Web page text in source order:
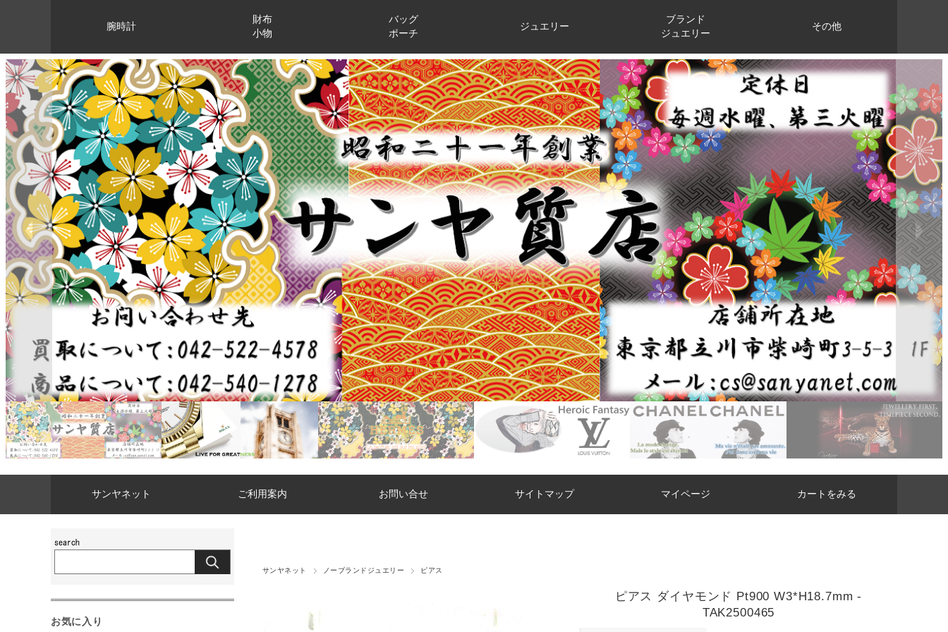
腕時計
財布
小物
バッグ
ポーチ
ジュエリー
ブランド
ジュエリー
その他
サンヤネット ご利用案内 お問い合せ サイトマップ マイページ カートをみる
サンヤネット ノーブランドジュエリー ピアス
ピアス ダイヤモンド Pt900 W3*H18.7mm -
TAK2500465
お気に入り